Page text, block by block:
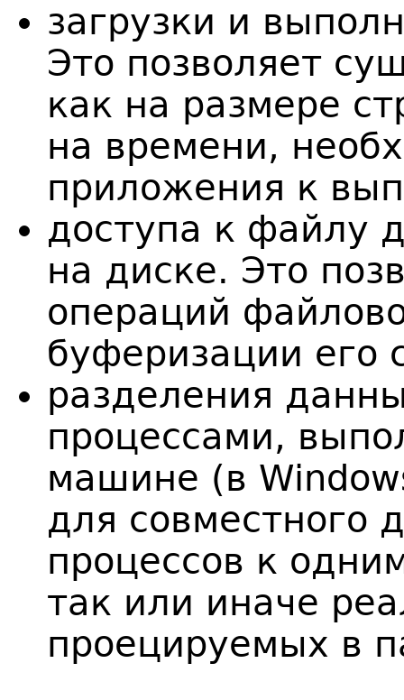
загрузки и
Это позволяет
как на размере
на времени,
приложения к
доступа к файлу
на диске. Это
операций
буферизации его
разделения
процессами,
машине (в
для совместного
процессов к
так или иначе
проецируемых в